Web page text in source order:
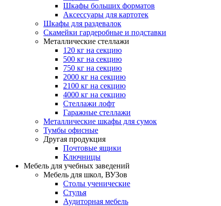
Шкафы больших форматов
Аксессуары для картотек
Шкафы для раздевалок
Скамейки гардеробные и подставки
Металлические стеллажи
120 кг на секцию
500 кг на секцию
750 кг на секцию
2000 кг на секцию
2100 кг на секцию
4000 кг на секцию
Стеллажи лофт
Гаражные стеллажи
Металлические шкафы для сумок
Тумбы офисные
Другая продукция
Почтовые ящики
Ключницы
Мебель для учебных заведений
Мебель для школ, ВУЗов
Столы ученические
Стулья
Аудиторная мебель